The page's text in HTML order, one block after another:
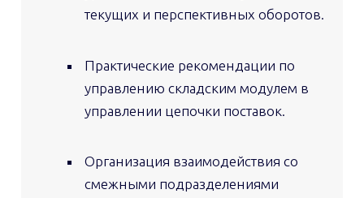
текущих и перспективных оборотов.
Практические рекомендации по
управлению складским модулем в
управлении цепочки поставок.
Организация взаимодействия со
смежными подразделениями